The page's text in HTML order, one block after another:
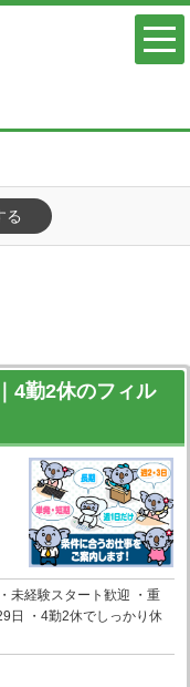
る
4勤2休のフィル
未経験スタート歓迎 ・重
日 ・4勤2休でしっかり休